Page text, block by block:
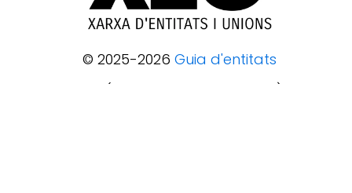
© 2025-2026 Guia d'entitats
XEU (Xarxa d'Entitats i Unions)